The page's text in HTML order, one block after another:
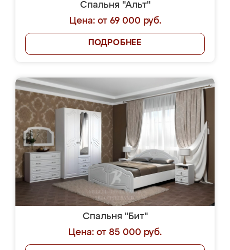
Спальня "Альт"
Цена: от 69 000 руб.
ПОДРОБНЕЕ
Спальня "Бит"
Цена: от 85 000 руб.